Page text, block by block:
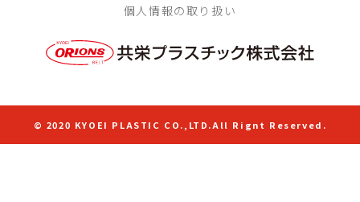
個人情報の取り扱い
© 2020 KYOEI PLASTIC CO.,LTD.All Rignt Reserved.